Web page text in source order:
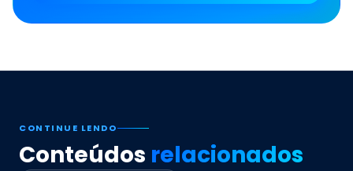
CONTINUE LENDO
Conteúdos relacionados